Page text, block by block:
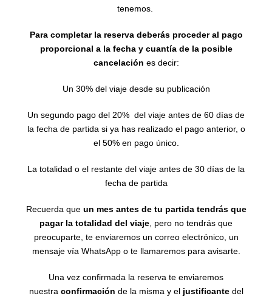
tenemos.
Para completar la reserva deberás proceder al pago
proporcional a la fecha y cuantía de la posible
cancelación es decir:
Un 30% del viaje desde su publicación
Un segundo pago del 20% del viaje antes de 60 días de
la fecha de partida si ya has realizado el pago anterior, o
el 50% en pago único.
La totalidad o el restante del viaje antes de 30 días de la
fecha de partida
Recuerda que un mes antes de tu partida tendrás que
pagar la totalidad del viaje , pero no tendrás que
preocuparte, te enviaremos un correo electrónico, un
mensaje vía WhatsApp o te llamaremos para avisarte.
Una vez confirmada la reserva te enviaremos
nuestra confirmación de la misma y el justificantedel